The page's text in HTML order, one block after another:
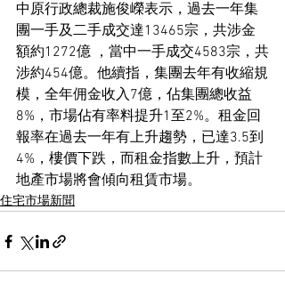
中原行政總裁施俊嶸表示，過去一年集
團一手及二手成交達13465宗，共涉金
額約1272億 ，當中一手成交4583宗，共
涉約454億。他續指，集團去年有收縮規
模，全年佣金收入7億，佔集團總收益
8%，市場佔有率料提升1至2%。租金回
報率在過去一年有上升趨勢，已達3.5到
4%，樓價下跌，而租金指數上升，預計
地產市場將會傾向租賃市場。
住宅市場新聞